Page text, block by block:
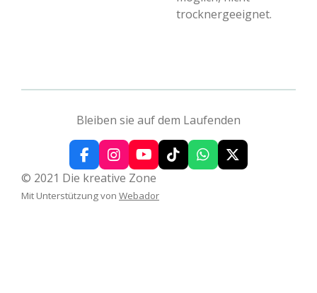
trocknergeeignet.
Bleiben sie auf dem Laufenden
F
a
c
e
I
n
s
t
Y
o
u
T
T
i
W
h
X
© 2021 Die kreative Zone
Mit Unterstützung von Webador